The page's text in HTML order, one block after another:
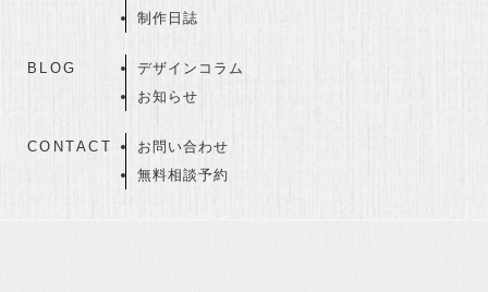
制作日誌
BLOG
デザインコラム
お知らせ
CONTACT
お問い合わせ
無料相談予約